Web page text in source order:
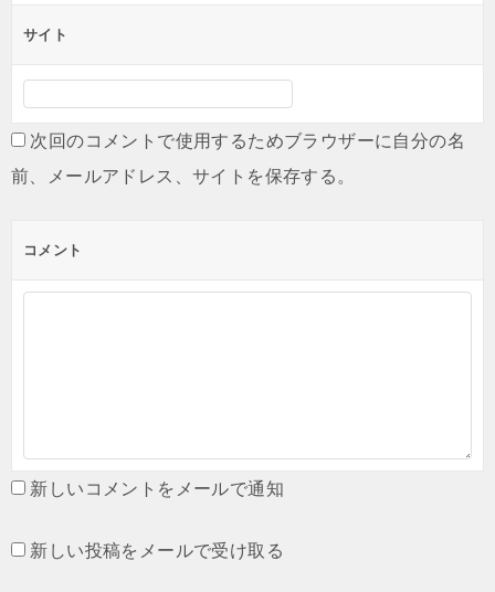
サイト
次回のコメントで使用するためブラウザーに自分の名
前、メールアドレス、サイトを保存する。
コメント
新しいコメントをメールで通知
新しい投稿をメールで受け取る